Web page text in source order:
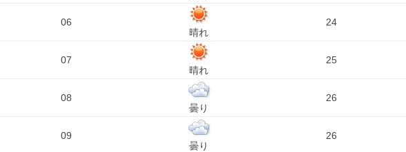
06
晴れ
24
07
晴れ
25
08
曇り
26
09
曇り
26